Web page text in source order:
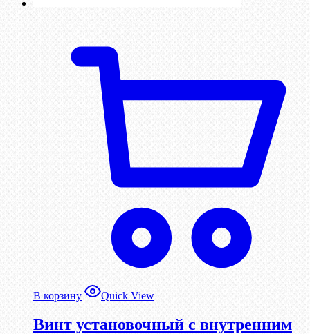
В корзину Quick View
Винт установочный с внутренним